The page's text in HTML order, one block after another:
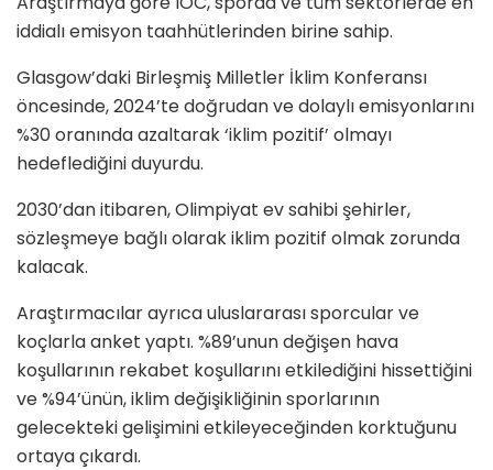
iddialı emisyon taahhütlerinden birine sahip.
Glasgow’daki Birleşmiş Milletler İklim Konferansı
öncesinde, 2024’te doğrudan ve dolaylı emisyonlarını
%30 oranında azaltarak ‘iklim pozitif’ olmayı
hedeflediğini duyurdu.
2030’dan itibaren, Olimpiyat ev sahibi şehirler,
sözleşmeye bağlı olarak iklim pozitif olmak zorunda
kalacak.
Araştırmacılar ayrıca uluslararası sporcular ve
koçlarla anket yaptı. %89’unun değişen hava
koşullarının rekabet koşullarını etkilediğini hissettiğini
ve %94’ünün, iklim değişikliğinin sporlarının
gelecekteki gelişimini etkileyeceğinden korktuğunu
ortaya çıkardı.